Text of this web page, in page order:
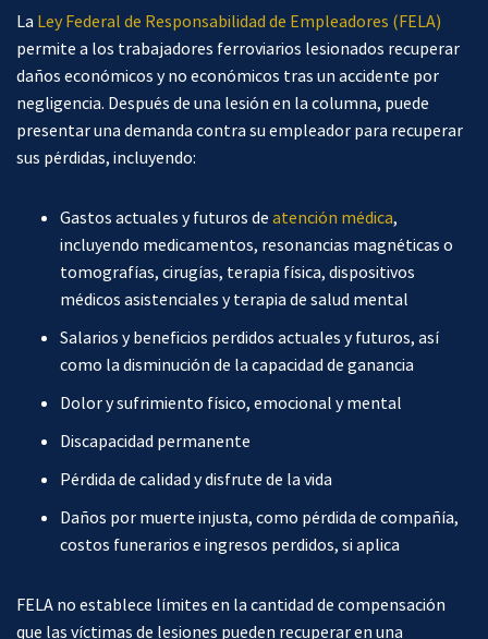
La Ley Federal de Responsabilidad de Empleadores (FELA)
permite a los trabajadores ferroviarios lesionados recuperar
daños económicos y no económicos tras un accidente por
negligencia. Después de una lesión en la columna, puede
presentar una demanda contra su empleador para recuperar
sus pérdidas, incluyendo:
Gastos actuales y futuros de atención médica,
incluyendo medicamentos, resonancias magnéticas o
tomografías, cirugías, terapia física, dispositivos
médicos asistenciales y terapia de salud mental
Salarios y beneficios perdidos actuales y futuros, así
como la disminución de la capacidad de ganancia
Dolor y sufrimiento físico, emocional y mental
Discapacidad permanente
Pérdida de calidad y disfrute de la vida
Daños por muerte injusta, como pérdida de compañía,
costos funerarios e ingresos perdidos, si aplica
FELA no establece límites en la cantidad de compensación
que las víctimas de lesiones pueden recuperar en una